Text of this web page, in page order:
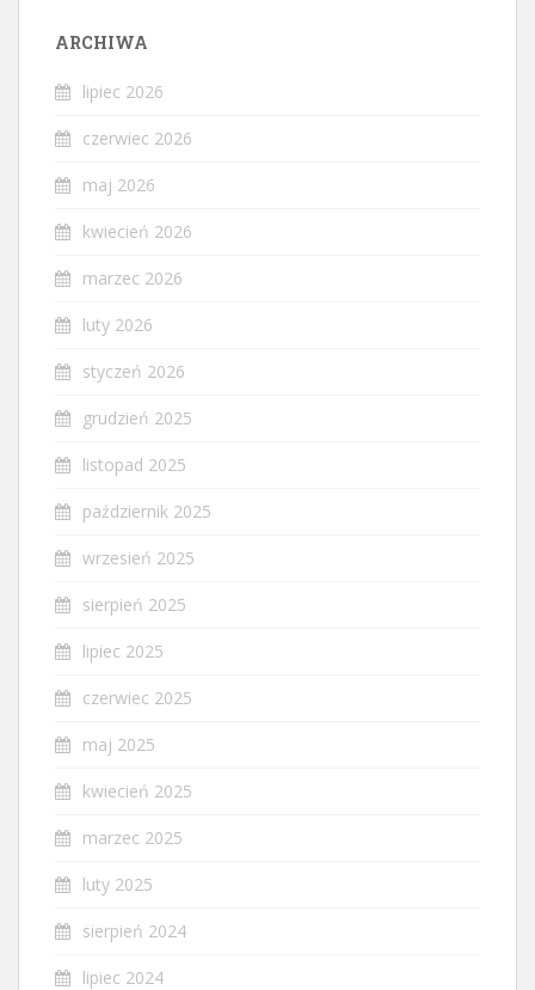
ARCHIWA
lipiec 2026
czerwiec 2026
maj 2026
kwiecień 2026
marzec 2026
luty 2026
styczeń 2026
grudzień 2025
listopad 2025
październik 2025
wrzesień 2025
sierpień 2025
lipiec 2025
czerwiec 2025
maj 2025
kwiecień 2025
marzec 2025
luty 2025
sierpień 2024
lipiec 2024